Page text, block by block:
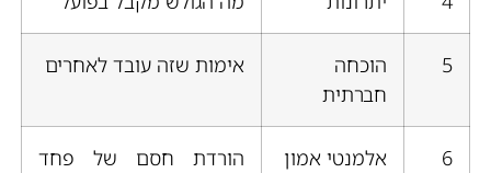
5
הוכחה
חברתית
אימות שזה עובד לאחרים
6 אלמנטי אמון
הורדת חסם של פחד